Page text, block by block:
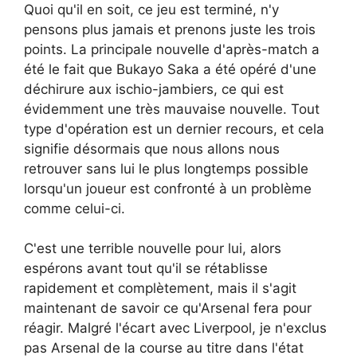
Quoi qu'il en soit, ce jeu est terminé, n'y
pensons plus jamais et prenons juste les trois
points. La principale nouvelle d'après-match a
été le fait que Bukayo Saka a été opéré d'une
déchirure aux ischio-jambiers, ce qui est
évidemment une très mauvaise nouvelle. Tout
type d'opération est un dernier recours, et cela
signifie désormais que nous allons nous
retrouver sans lui le plus longtemps possible
lorsqu'un joueur est confronté à un problème
comme celui-ci.
C'est une terrible nouvelle pour lui, alors
espérons avant tout qu'il se rétablisse
rapidement et complètement, mais il s'agit
maintenant de savoir ce qu'Arsenal fera pour
réagir. Malgré l'écart avec Liverpool, je n'exclus
pas Arsenal de la course au titre dans l'état